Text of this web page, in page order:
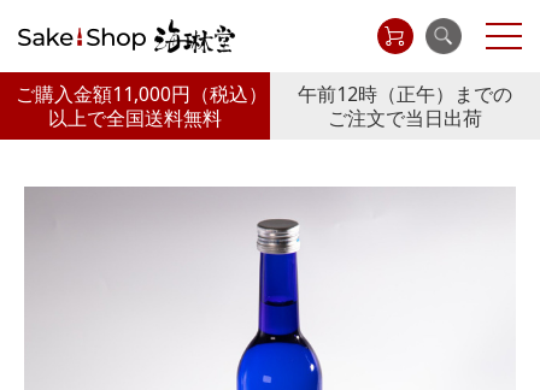
ご購入金額11,000円 （税込）
以上で全国送料無料
午前12時（正午）までの
ご注文で当日出荷